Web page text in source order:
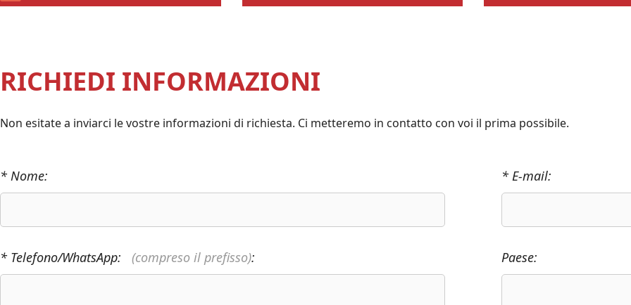
RICHIEDI INFORMAZIONI
Non esitate a inviarci le vostre informazioni di richiesta. Ci metteremo in contatto con voi il prima possibile.
* Nome: * E-mail:
* Telefono/WhatsApp: (compreso il prefisso): Paese: